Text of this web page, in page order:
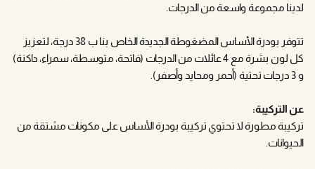
لدينا مجموعة واسعة من الدرجات.
تتوفر بودرة الأساس المضغوطة الجديدة الخاص بنا ب 38 درجة، لتعزيز
كل لون بشرة مع 4 عائلات من الدرجات (فاتحة، متوسطة، سمراء، داكنة)
و 3 درجات تحتية (أحمر ومحايد وأصفر).
عن التركيبة:
تركيبة مطورة لا تحتوي تركيبة بودرة الأساس على مكونات مشتقة من
الحيوانات.